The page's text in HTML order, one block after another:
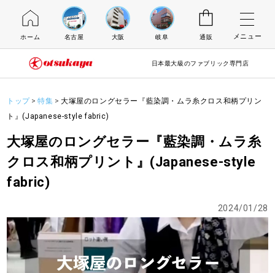
日本最大級のファブリック専門店
ホーム 名古屋 大阪 岐阜 通販 メニュー
トップ 特集
大塚屋のロングセラー『藍染調・ムラ糸クロス和柄プリン
ト』(Japanese-style fabric)
大塚屋のロングセラー『藍染調・ムラ糸
クロス和柄プリント』(Japanese-style
fabric)
2024/01/28